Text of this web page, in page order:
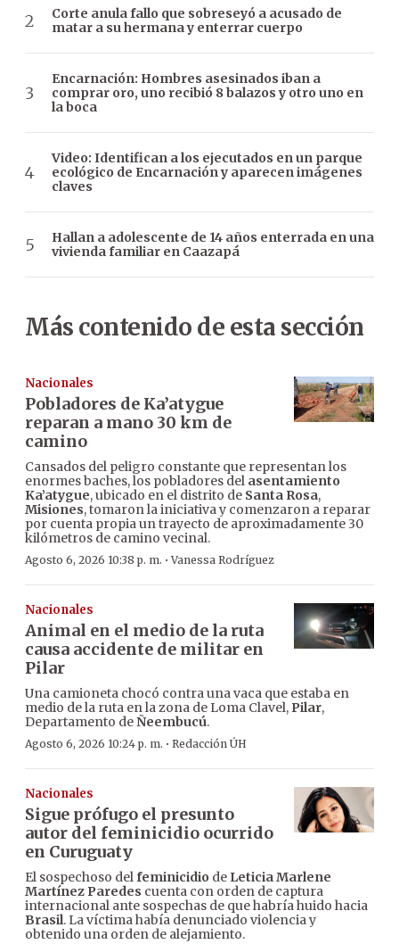
Corte anula fallo que sobreseyó a acusado de
matar a su hermana y enterrar cuerpo
Encarnación: Hombres asesinados iban a
comprar oro, uno recibió 8 balazos y otro uno en
la boca
Video: Identifican a los ejecutados en un parque
ecológico de Encarnación y aparecen imágenes
claves
Hallan a adolescente de 14 años enterrada en una
vivienda familiar en Caazapá
Más contenido de esta sección
Nacionales
Pobladores de Ka’atygue
reparan a mano 30 km de
camino
Cansados del peligro constante que representan los
enormes baches, los pobladores del asentamiento
Ka’atygue, ubicado en el distrito de Santa Rosa,
Misiones, tomaron la iniciativa y comenzaron a reparar
por cuenta propia un trayecto de aproximadamente 30
kilómetros de camino vecinal.
Agosto 6, 2026 10:38 p. m. ·Vanessa Rodríguez
Nacionales
Animal en el medio de la ruta
causa accidente de militar en
Pilar
Una camioneta chocó contra una vaca que estaba en
medio de la ruta en la zona de Loma Clavel, Pilar,
Departamento deÑeembucú.
Agosto 6, 2026 10:24 p. m. · Redacción ÚH
Nacionales
Sigue prófugo el presunto
autor del feminicidio ocurrido
en Curuguaty
El sospechoso delfeminicidio de Leticia Marlene
Martínez Paredes cuenta con orden de captura
internacional ante sospechas de que habría huido hacia
Brasil. La víctima había denunciado violencia y
obtenido una orden de alejamiento.